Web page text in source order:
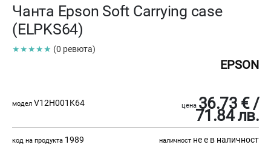
Чанта Epson Soft Carrying case
(ELPKS64)
★★★★★ (0 ревюта)
EPSON
модел V12H001K64 цена 36.73 € /
71.84 лв.
код на продукта 1989 наличност не е в наличност